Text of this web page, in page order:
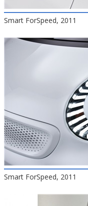
Smart ForSpeed, 2011
Smart ForSpeed, 2011